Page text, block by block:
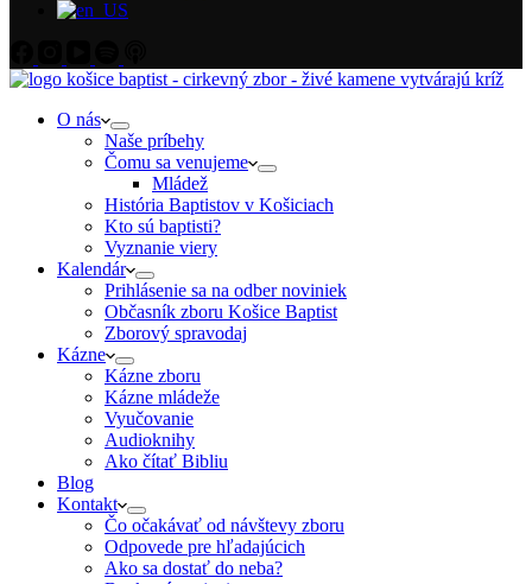
O nás
Naše príbehy
Čomu sa venujeme
Mládež
História Baptistov v Košiciach
Kto sú baptisti?
Vyznanie viery
Kalendár
Prihlásenie sa na odber noviniek
Občasník zboru Košice Baptist
Zborový spravodaj
Kázne
Kázne zboru
Kázne mládeže
Vyučovanie
Audioknihy
Ako čítať Bibliu
Blog
Kontakt
Čo očakávať od návštevy zboru
Odpovede pre hľadajúcich
Ako sa dostať do neba?